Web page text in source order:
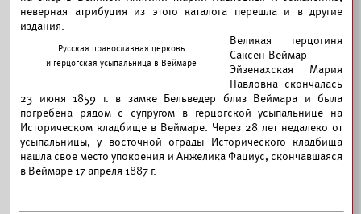
неверная атрибуция из этого каталога перешла и в другие
издания.
Русская православная церковь
и герцогская усыпальница в Веймаре
Великая герцогиня
Саксен-Веймар-
Эйзенахская Мария
Павловна скончалась
23 июня 1859 г. в замке Бельведер близ Веймара и была
погребена рядом с супругом в герцогской усыпальнице на
Историческом кладбище в Веймаре. Через 28 лет недалеко от
усыпальницы, у восточной ограды Исторического кладбища
нашла свое место упокоения и Анжелика Фациус, скончавшаяся
в Веймаре 17 апреля 1887 г.